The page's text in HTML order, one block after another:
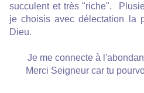
succulent et très "riche".
je choisis avec délectation la
Dieu.
Je me connecte à
Merci Seigneur car tu